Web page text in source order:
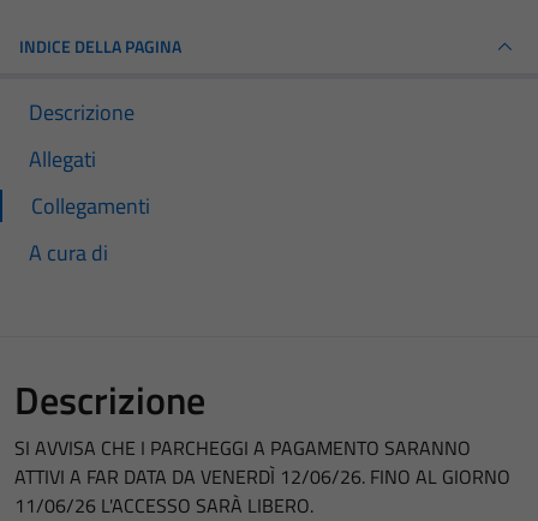
INDICE DELLA PAGINA
Descrizione
Allegati
Collegamenti
A cura di
Descrizione
SI AVVISA CHE I PARCHEGGI A PAGAMENTO SARANNO
ATTIVI A FAR DATA DA VENERDÌ 12/06/26. FINO AL GIORNO
11/06/26 L'ACCESSO SARÀ LIBERO.